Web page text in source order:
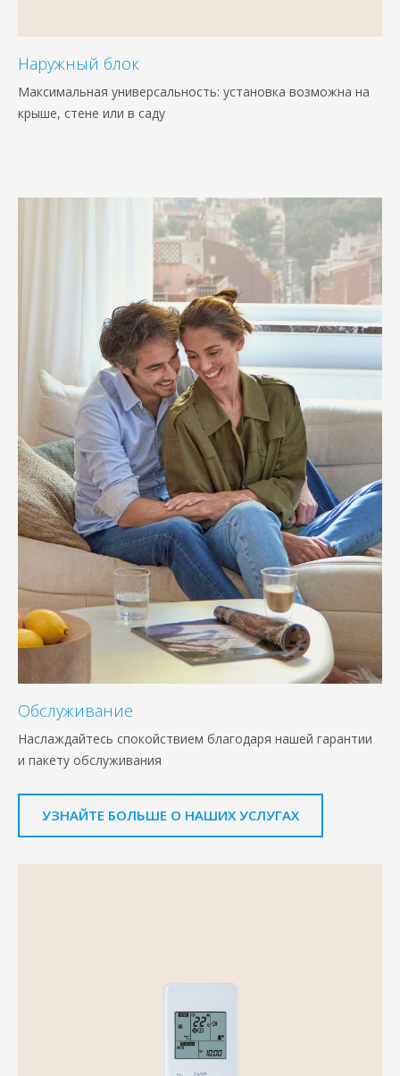
Наружный блок
Максимальная универсальность: установка возможна на
крыше, стене или в саду
Обслуживание
Наслаждайтесь спокойствием благодаря нашей гарантии
и пакету обслуживания
УЗНАЙТЕ БОЛЬШЕ О НАШИХ УСЛУГАХ